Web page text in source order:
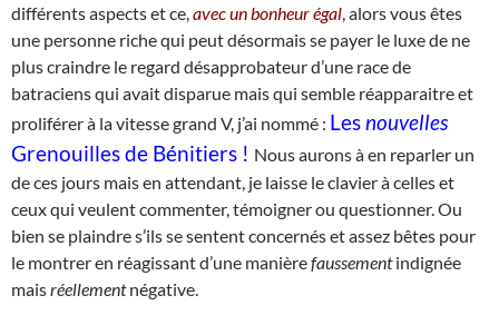
différents aspects et ce, avec un bonheur égal , alors vous êtes
une personne riche qui peut désormais se payer le luxe de ne
plus craindre le regard désapprobateur d’une race de
batraciens qui avait disparue mais qui semble réapparaitre et
proliférer à la vitesse grand V, j’ai nommé : Lesnouvelles
Grenouilles de Bénitiers ! Nous aurons à en reparler un
de ces jours mais en attendant, je laisse le clavier à celles et
ceux qui veulent commenter, témoigner ou questionner. Ou
bien se plaindre s’ils se sentent concernés et assez bêtes pour
le montrer en réagissant d’une manièrefaussementindignée
maisréellementnégative.